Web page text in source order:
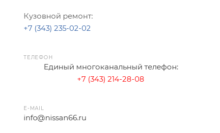
Кузовной ремонт:
+7 (343) 235-02-02
ТЕЛЕФОН
Единый многоканальный телефон:
+7 (343) 214-28-08
E-MAIL
info@nissan66.ru